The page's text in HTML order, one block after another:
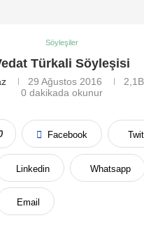
Söyleşiler
Türkali Söyleşisi
29 Ağustos 2016 2,1B
0 dakikada okunur
Facebook
Linkedin Whatsapp
Email